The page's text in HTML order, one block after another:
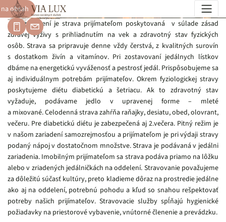
obsah
Jedálny lístok
V zariadení je strava prijímateľom poskytovaná v súlade zásad
zdravej výživy s prihliadnutím na vek a zdravotný stav fyzických
osôb. Strava sa pripravuje denne vždy čerstvá, z kvalitných surovín
s dostatkom živín a vitamínov. Pri zostavovaní jedálnych lístkov
dbáme na energetickú vyváženosť a pestrosť jedál. Prispôsobujeme sa
aj individuálnym potrebám prijímateľov. Okrem fyziologickej stravy
poskytujeme diétu diabetickú a šetriacu. Ak to zdravotný stav
vyžaduje, podávame jedlo v upravenej forme – mleté
a mixované. Celodenná strava zahŕňa raňajky, desiatu, obed, olovrant,
večeru. Pre diabetickú diétu je zabezpečená aj 2.večera. Pitný režim je
v našom zariadení samozrejmosťou a prijímateľom je pri výdaji stravy
podaný nápoj v dostatočnom množstve. Strava je podávaná v jedálni
zariadenia. Imobilným prijímateľom sa strava podáva priamo na lôžku
alebo v zriadených jedálničkách na oddelení. Stravovanie považujeme
za dôležitú súčasť kultúry, preto kladieme dôraz na prostredie jedálne
ako aj na oddelení, potrebnú pohodu a kľud so snahou rešpektovať
potreby našich prijímateľov. Stravovacie služby spĺňajú hygienické
požiadavky na priestorové vybavenie, vnútorné členenie a prevádzku.